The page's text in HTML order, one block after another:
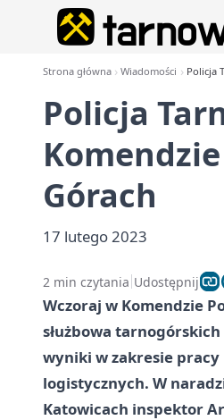
Strona główna Wiadomości Policja
Policja
Górach
17 lutego 2023
2 min czytania Udostępnij
Wczoraj w Komendzie
służbowa
wyniki w zakresie
logistycznych. W
Katowicach inspektor